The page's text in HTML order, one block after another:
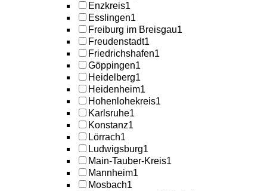
Enzkreis1
Esslingen1
Freiburg im Breisgau1
Freudenstadt1
Friedrichshafen1
Göppingen1
Heidelberg1
Heidenheim1
Hohenlohekreis1
Karlsruhe1
Konstanz1
Lörrach1
Ludwigsburg1
Main-Tauber-Kreis1
Mannheim1
Mosbach1